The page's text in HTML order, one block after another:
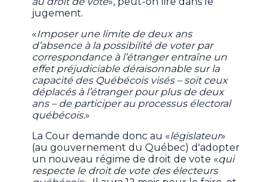
jugement.
«Imposer une limite de deux ans
d’absence à la possibilité de voter par
correspondance à l’étranger entraîne un
effet préjudiciable déraisonnable sur la
capacité des Québécois visés – soit ceux
déplacés à l’étranger pour plus de deux
ans – de participer au processus électoral
québécois.»
La Cour demande donc au «législateur»
(au gouvernement du Québec) d'adopter
un nouveau régime de droit de vote «qui
respecte le droit de vote des électeurs